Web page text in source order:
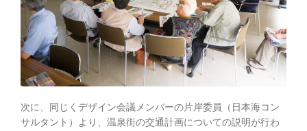
次に、同じくデザイン会議メンバーの片岸委員（日本海コン
サルタント）より、温泉街の交通計画についての説明が行わ